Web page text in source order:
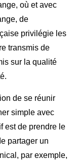
où et avec
de
privilégie les
transmis de
sur la qualité
de se réunir
simple avec
est de prendre le
partager un
par exemple,